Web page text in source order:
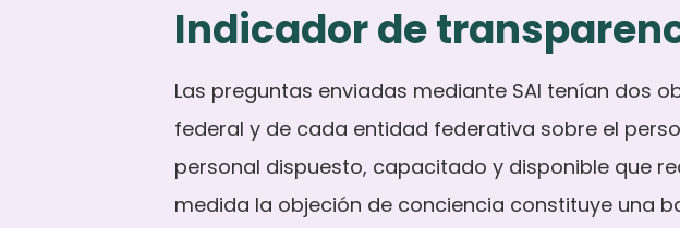
Indicador de
Las preguntas enviadas mediante SAI tenían dos
federal y de cada entidad federativa sobre el
personal dispuesto, capacitado y disponible que
medida la objeción de conciencia constituye una